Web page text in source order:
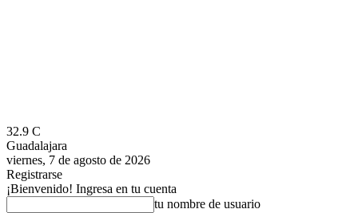
32.9 C
Guadalajara
viernes, 7 de agosto de 2026
Registrarse
¡Bienvenido! Ingresa en tu cuenta
tu nombre de usuario